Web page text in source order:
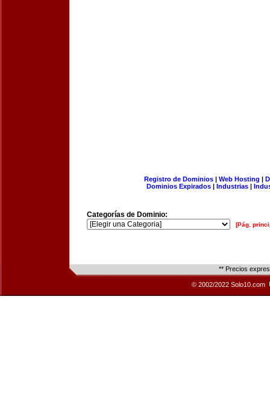
Registro de Dominios| Web Hosting |
Dominios Expirados | Industrias |
Categorías de Dominio:
[Pág.
** Precios
© 2002/2022 Solo10.com